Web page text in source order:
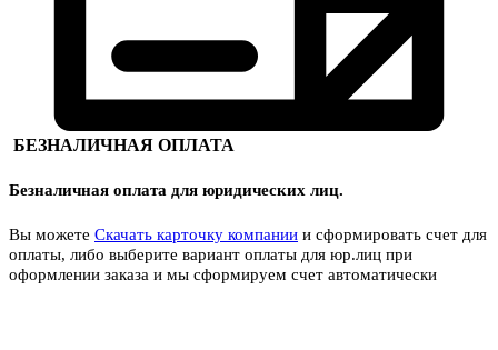
БЕЗНАЛИЧНАЯ ОПЛАТА
Безналичная оплата для юридических лиц.
Вы можете Скачать карточку компании и сформировать счет для
оплаты, либо выберите вариант оплаты для юр.лиц при
оформлении заказа и мы сформируем счет автоматически